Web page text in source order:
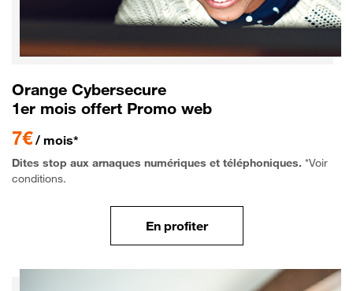
Orange Cybersecure
1er mois offert Promo web
7€ / mois*
Dites stop aux arnaques numériques et téléphoniques. *Voir
conditions.
En profiter